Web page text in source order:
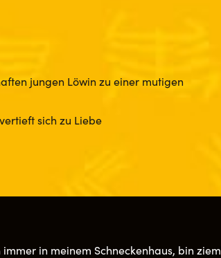
jungen Löwin zu einer mutigen
sich zu Liebe
immer in meinem Schneckenhaus, bin